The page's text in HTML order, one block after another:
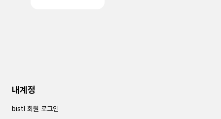
내계정
bistl 회원 로그인